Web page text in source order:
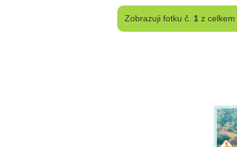
Zobrazujifotku č. 1z celkem